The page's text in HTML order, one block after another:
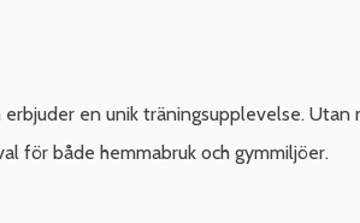
en unik träningsupplevelse.
för både hemmabruk och gymmiljöer.